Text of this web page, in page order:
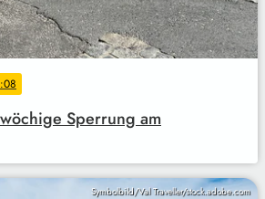
Sperrung am
Symbolbild/Val Traveller/stock.adobe.com